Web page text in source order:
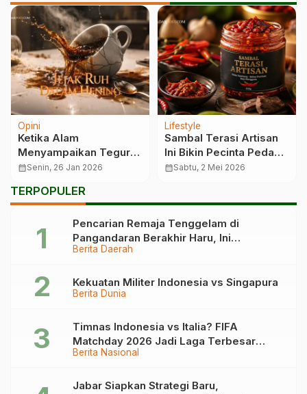
Opini
Ketika Alam
Menyampaikan Teguran
Tuhan
calendar_monthSenin, 26 Jan 2026
Lifestyle
Sambal Terasi Artisan
Ini Bikin Pecinta Pedas
Susah Move On
calendar_monthSabtu, 2 Mei 2026
TERPOPULER
Berita Daerah
Pencarian Remaja Tenggelam di
Pangandaran Berakhir Haru, Ini
Kronologinya
Berita Dunia
Kekuatan Militer Indonesia vs Singapura
Berita Nasional
Timnas Indonesia vs Italia? FIFA
Matchday 2026 Jadi Laga Terbesar
Garuda!
Jabar Siapkan Strategi Baru,